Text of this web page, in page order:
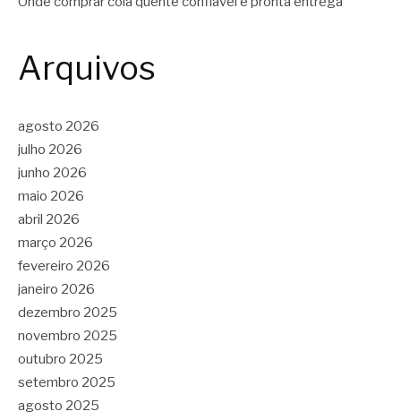
Arquivos
agosto 2026
julho 2026
junho 2026
maio 2026
abril 2026
março 2026
fevereiro 2026
janeiro 2026
dezembro 2025
novembro 2025
outubro 2025
setembro 2025
agosto 2025